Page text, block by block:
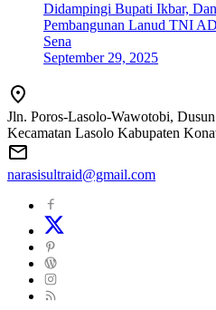
Didampingi Bupati Ikbar,
Pembangunan Lanud TNI
Sena
September 29, 2025
Jln. Poros-Lasolo-Wawotobi,
Kecamatan Lasolo Kabupaten
narasisultraid@gmail.com